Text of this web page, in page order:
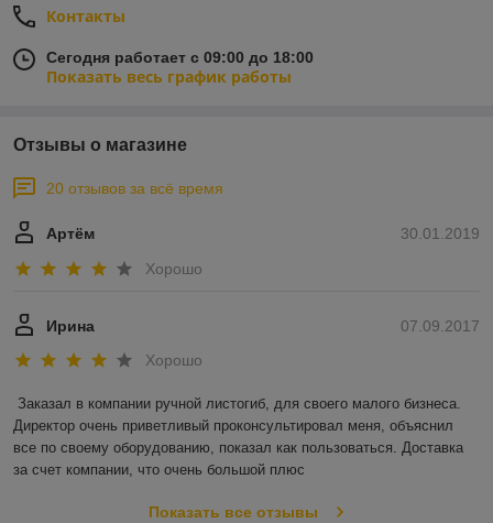
Контакты
Сегодня работает с 09:00 до 18:00
Показать весь график работы
Отзывы о магазине
20 отзывов за всё время
30.01.2019
Артём
Хорошо
07.09.2017
Ирина
Хорошо
Заказал в компании ручной листогиб, для своего малого бизнеса.
Директор очень приветливый проконсультировал меня, объяснил
все по своему оборудованию, показал как пользоваться. Доставка
за счет компании, что очень большой плюс
Показать все отзывы